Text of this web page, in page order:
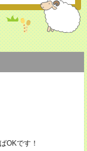
OKです！